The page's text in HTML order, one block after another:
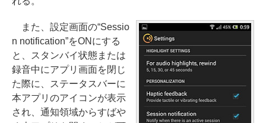
また、設定画面の“Sessio
n notification”をONにする
と、スタンバイ状態または
録音中にアプリ画面を閉じ
た際に、ステータスバーに
本アプリのアイコンが表示
され、通知領域からすばや